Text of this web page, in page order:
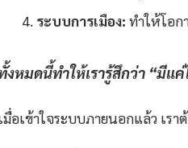
ระบบการเมือง: ทำให้โอก
งหมดนี้ทำให้เรารู้สึกว่า “มีแ
มื่อเข้าใจระบบภายนอกแล้ว เร